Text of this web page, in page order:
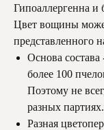
Гипоаллергенна и
Цвет вощины
представленного
Основа
более 100
Поэтому не
разных партиях.
Разная